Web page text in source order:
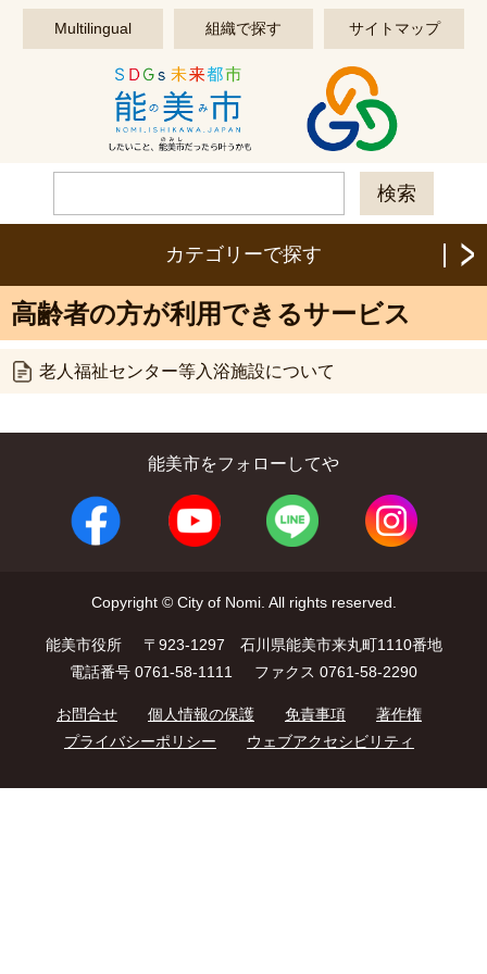
このページの本文へ移動する
Multilingual 組織で探す サイトマップ
カテゴリーで探す
高齢者の方が利用できるサービス
老人福祉センター等入浴施設について
能美市をフォローしてや
Copyright © City of Nomi. All rights reserved.
能美市役所
〒923-1297 石川県能美市来丸町1110番地
電話番号 0761-58-1111
ファクス 0761-58-2290
お問合せ 個人情報の保護 免責事項
著作権
プライバシーポリシー
ウェブアクセシビリティ